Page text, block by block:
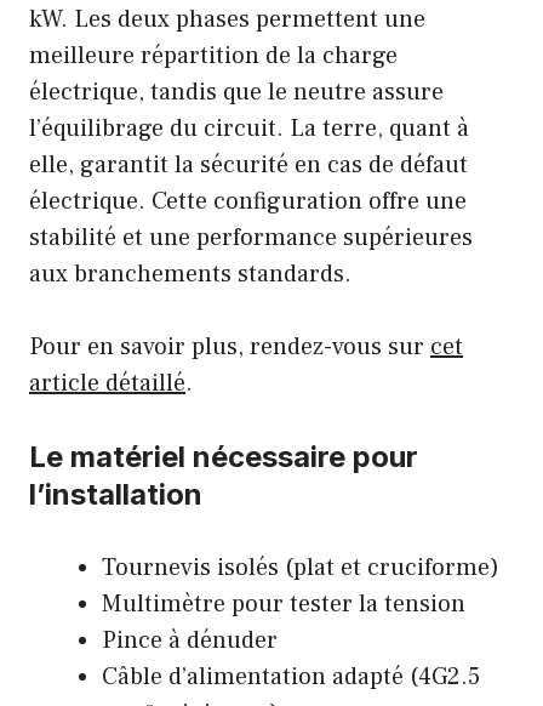
kW. Les deux phases permettent une
meilleure répartition de la charge
électrique, tandis que le neutre assure
l’équilibrage du circuit. La terre, quant à
elle, garantit la sécurité en cas de défaut
électrique. Cette configuration offre une
stabilité et une performance supérieures
aux branchements standards.
Pour en savoir plus, rendez-vous sur cet
article détaillé.
Le matériel nécessaire pour
l’installation
Tournevis isolés (plat et cruciforme)
Multimètre pour tester la tension
Pince à dénuder
Câble d’alimentation adapté (4G2.5